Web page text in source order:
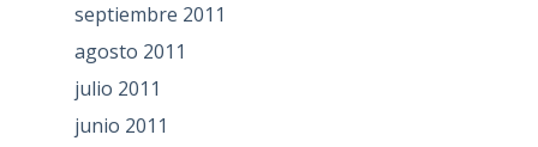
septiembre 2011
agosto 2011
julio 2011
junio 2011